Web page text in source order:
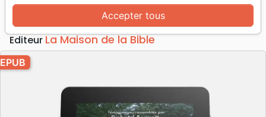
Dir. éditorial :Richard A. Bennett
RéférenceMB3461-EPUB EAN9782826000211
EditeurLa Maison de la Bible
EPUB
Accepter tous